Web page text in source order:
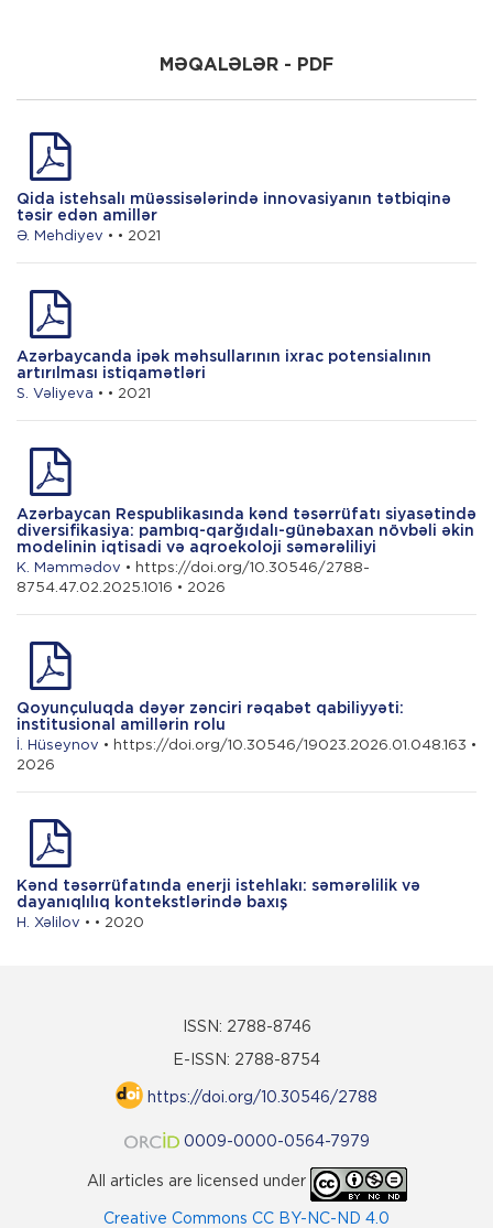
Q. Mirzəyev
məhsuldarlığının təhlili
N. Həsənova
Aqrar sahədə audit fəaliyyətinin rolu
MƏQALƏLƏR - PDF
Qida istehsalı müəssisələrində innovasiyanın tətbiqinə
təsir edən amillər
Ə. Mehdiyev • • 2021
Azərbaycanda ipək məhsullarının ixrac potensialının
artırılması istiqamətləri
S. Vəliyeva • • 2021
Azərbaycan Respublikasında kənd təsərrüfatı siyasətində
diversifikasiya: pambıq-qarğıdalı-günəbaxan növbəli əkin
modelinin iqtisadi və aqroekoloji səmərəliliyi
K. Məmmədov • https://doi.org/10.30546/2788-
8754.47.02.2025.1016 • 2026
Qoyunçuluqda dəyər zənciri rəqabət qabiliyyəti:
institusional amillərin rolu
İ. Hüseynov • https://doi.org/10.30546/19023.2026.01.048.163 •
2026
Kənd təsərrüfatında enerji istehlakı: səmərəlilik və
dayanıqlılıq kontekstlərində baxış
H. Xəlilov • • 2020
ISSN: 2788-8746
E-ISSN: 2788-8754
https://doi.org/10.30546/2788
0009-0000-0564-7979
All articles are licensed under
Creative Commons CC BY-NC-ND 4.0